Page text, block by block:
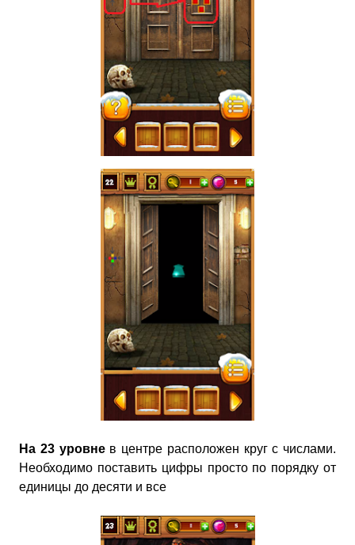
На 23 уровнев центре расположен круг с числами.
Необходимо поставить цифры просто по порядку от
единицы до десяти и все